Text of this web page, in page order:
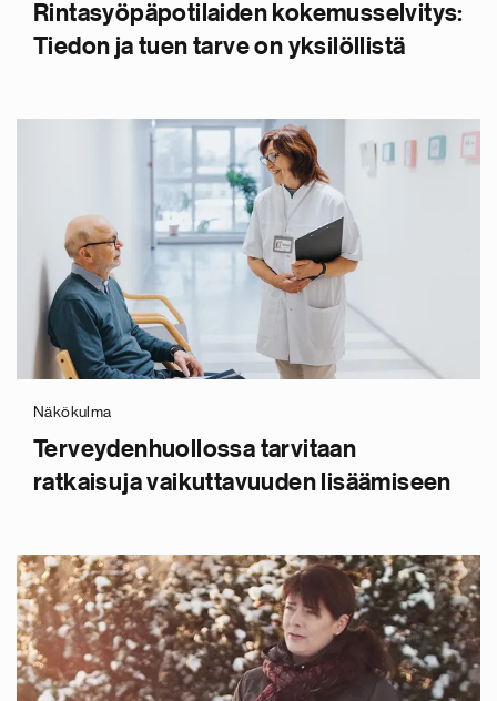
Rintasyöpäpotilaiden kokemusselvitys:
Tiedon ja tuen tarve on yksilöllistä
Näkökulma
Terveydenhuollossa tarvitaan
ratkaisuja vaikuttavuuden lisäämiseen